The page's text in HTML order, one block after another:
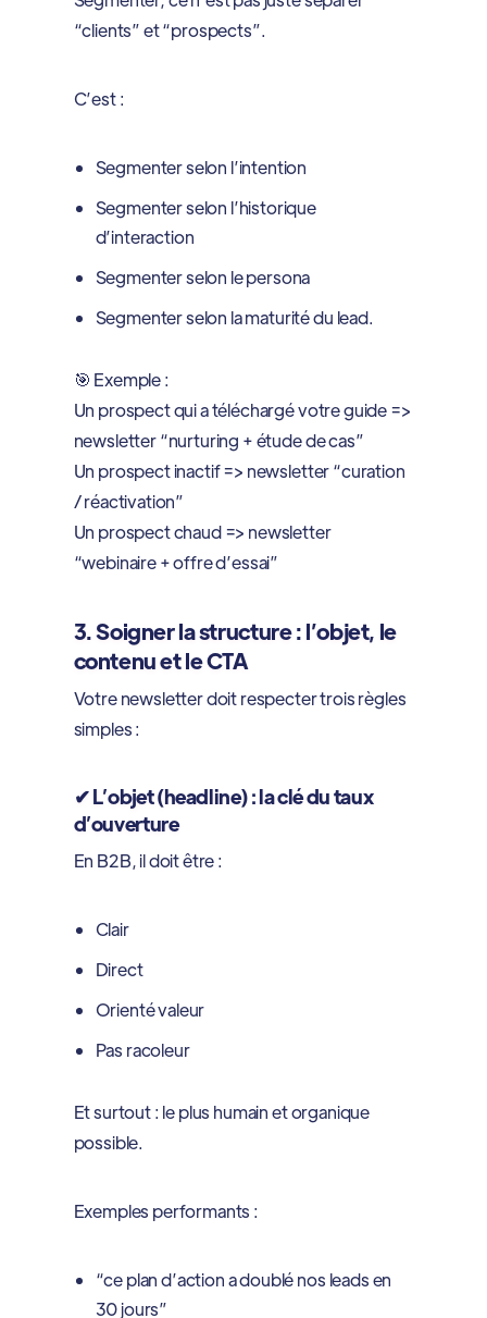
“clients” et “prospects”.
C’est :
Segmenter selon l’intention
Segmenter selon l’historique
d’interaction
Segmenter selon le persona
Segmenter selon la maturité du lead.
🎯 Exemple :
Un prospect qui a téléchargé votre guide =>
newsletter “nurturing + étude de cas”
Un prospect inactif => newsletter “curation
/ réactivation”
Un prospect chaud => newsletter
“webinaire + offre d’essai”
3. Soigner la structure : l’objet, le
contenu et le CTA
Votre newsletter doit respecter trois règles
simples :
✔ L’objet (headline) : la clé du taux
d’ouverture
En B2B, il doit être :
Clair
Direct
Orienté valeur
Pas racoleur
Et surtout : le plus humain et organique
possible.
Exemples performants :
“ce plan d’action a doublé nos leads en
30 jours”